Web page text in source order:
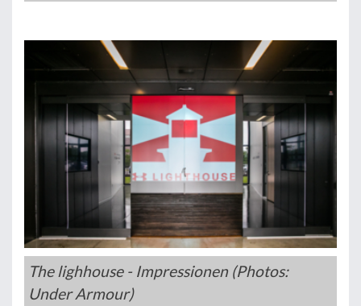
The lighhouse - Impressionen (Photos:
Under Armour)